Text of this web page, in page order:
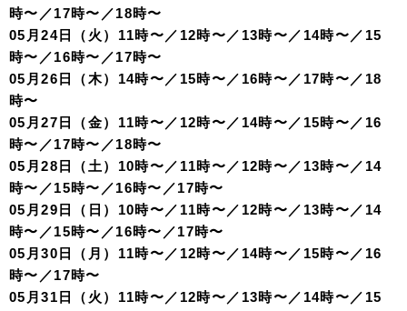
時〜／17時〜／18時〜
05月24日（火）11時〜／12時〜／13時〜／14時〜／15
時〜／16時〜／17時〜
05月26日（木）14時〜／15時〜／16時〜／17時〜／18
時〜
05月27日（金）11時〜／12時〜／14時〜／15時〜／16
時〜／17時〜／18時〜
05月28日（土）10時〜／11時〜／12時〜／13時〜／14
時〜／15時〜／16時〜／17時〜
05月29日（日）10時〜／11時〜／12時〜／13時〜／14
時〜／15時〜／16時〜／17時〜
05月30日（月）11時〜／12時〜／14時〜／15時〜／16
時〜／17時〜
05月31日（火）11時〜／12時〜／13時〜／14時〜／15